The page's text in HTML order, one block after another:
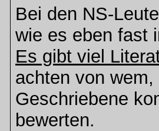
Bei den NS-
wie es eben fast
Es gibt viel
achten von
Geschriebene
bewerten.